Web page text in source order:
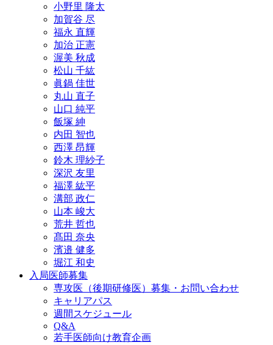
小野里 隆太
加賀谷 尽
福永 直輝
加治 正憲
渥美 秋成
松山 千紘
眞鍋 佳世
丸山 直子
山口 純平
飯塚 紳
内田 智也
西澤 昂輝
鈴木 理紗子
深沢 友里
福澤 紘平
溝部 政仁
山本 峻大
荒井 哲也
髙田 奈央
濱邉 健多
堀江 和史
入局医師募集
専攻医（後期研修医）募集・お問い合わせ
キャリアパス
週間スケジュール
Q&A
若手医師向け教育企画